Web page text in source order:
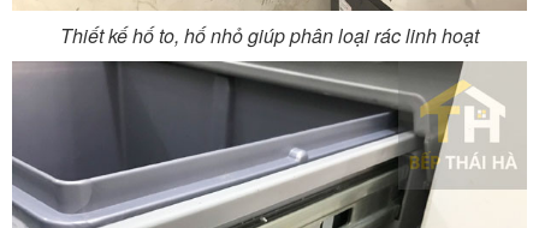
Thiết kế hố to, hố nhỏ giúp phân loại rác linh hoạt